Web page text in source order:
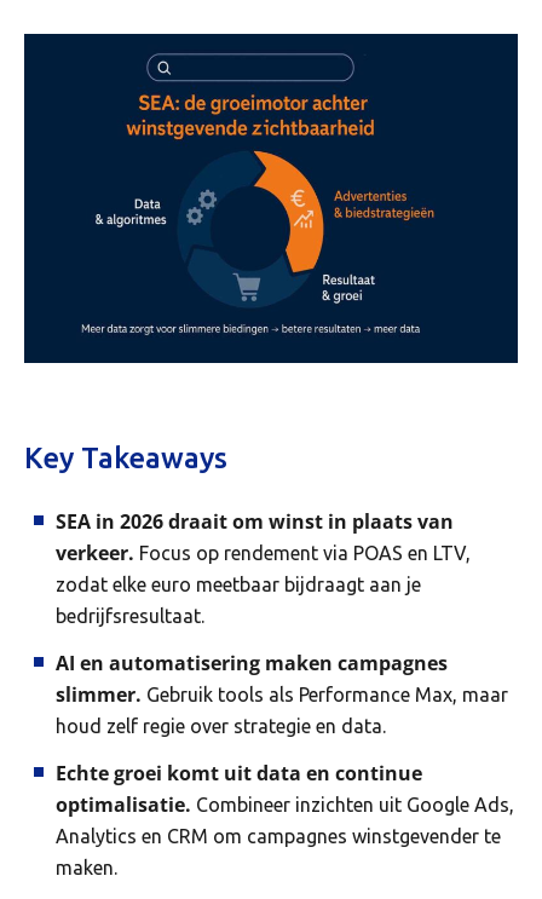
Key Takeaways
SEA in 2026 draait om winst in plaats van
verkeer. Focus op rendement via POAS en LTV,
zodat elke euro meetbaar bijdraagt aan je
bedrijfsresultaat.
AI en automatisering maken campagnes
slimmer. Gebruik tools als Performance Max, maar
houd zelf regie over strategie en data.
Echte groei komt uit data en continue
optimalisatie. Combineer inzichten uit Google Ads,
Analytics en CRM om campagnes winstgevender te
maken.